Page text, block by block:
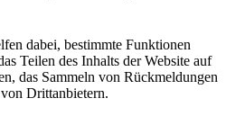
dabei, bestimmte Funktionen
Teilen des Inhalts der Website auf
das Sammeln von Rückmeldungen
Drittanbietern.